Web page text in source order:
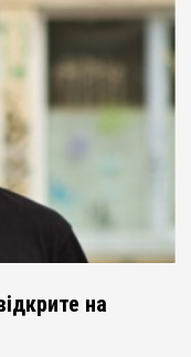
на